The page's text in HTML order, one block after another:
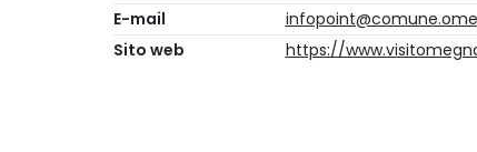
E-mail
Sito web
https://